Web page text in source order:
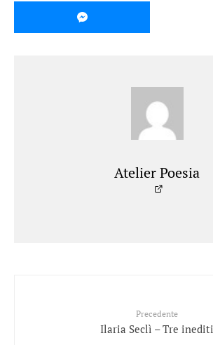
Atelier Poesia
Precedente
Ilaria Seclì – Tre inediti